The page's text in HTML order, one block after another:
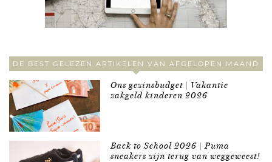
DE BEST GELEZEN ARTIKELEN VAN AFGELOPEN MAAND
Ons gezinsbudget | Vakantie
zakgeld kinderen 2026
Back to School 2026 | Puma
sneakers zijn terug van weggeweest!